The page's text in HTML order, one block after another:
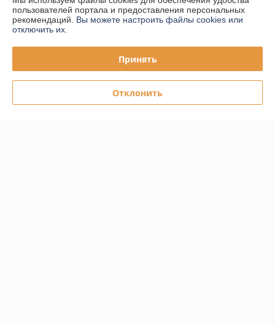
Привезли быстро. Качество ок.
Отлично
Качественный товар. Быстро доставили.
пользователей портала и предоставления персональных
рекомендаций. Вы можете настроить файлы cookies или
отключить их.
Принять
Отклонить